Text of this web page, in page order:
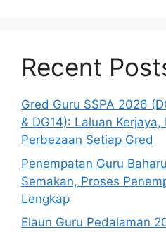
Recent
Gred Guru SSPA 2026
& DG14): Laluan
Perbezaan Setiap Gred
Penempatan Guru
Semakan, Proses
Lengkap
Elaun Guru Pedalaman